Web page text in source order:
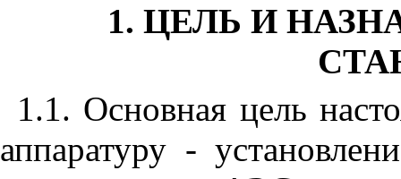
1. ЦЕЛЬ И
1.1. Основная цель
аппаратуру -